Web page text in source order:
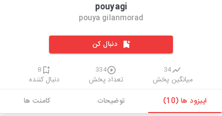
pouyagi
pouya gilanmorad
دنبال کن
34
میانگین پخش
334
تعداد پخش
8
دنبال کننده
اپیزود ها (10)
توضیحات کامنت ها